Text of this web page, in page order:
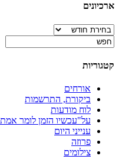
ארכיונים
ארכיונים
קטגוריות
אורחים
ביקורת, התרשמות
לוח מודעות
על"עכשיו הזמן לומר
ענייני היום
פרוזה
צילומים